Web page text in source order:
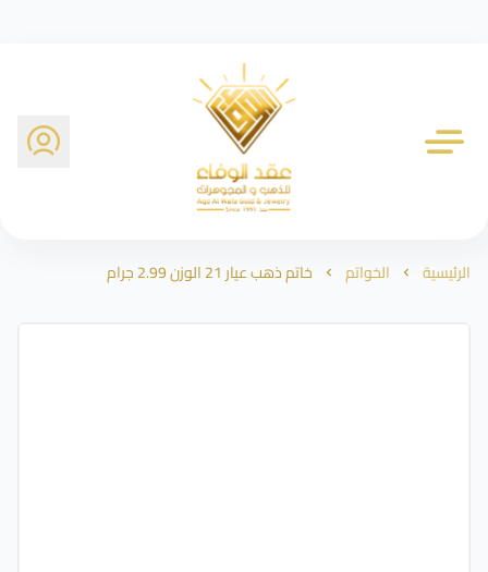
شركة عقد الوفاء للذهب
الرئيسية الخواتم خاتم ذهب عيار 21 الوزن 2.99 جرام